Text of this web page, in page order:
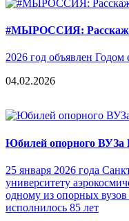
#МЫРОССИЯ:
2026 год объявлен Годом
04.02.2026
Юбилей опорного ВУЗа
25 января 2026 года
университету
одному из опорных
исполнилось 85 лет